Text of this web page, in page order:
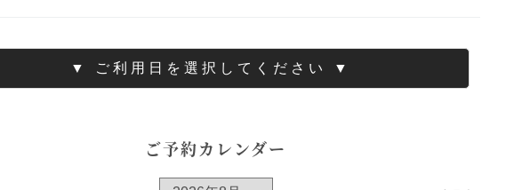
▼ ご利用日を選択してください ▼
ご予約カレンダー